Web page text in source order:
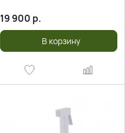
19 900 р.
В корзину